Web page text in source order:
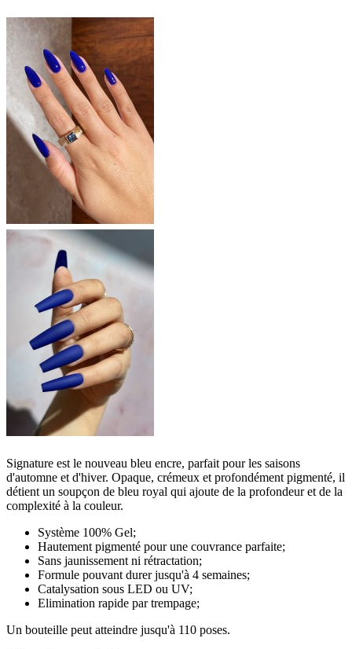
Signature est le nouveau bleu encre, parfait pour les saisons
d'automne et d'hiver. Opaque, crémeux et profondément pigmenté, il
détient un soupçon de bleu royal qui ajoute de la profondeur et de la
complexité à la couleur.
Système 100% Gel;
Hautement pigmenté pour une couvrance parfaite;
Sans jaunissement ni rétractation;
Formule pouvant durer jusqu'à 4 semaines;
Catalysation sous LED ou UV;
Elimination rapide par trempage;
Un bouteille peut atteindre jusqu'à 110 poses.